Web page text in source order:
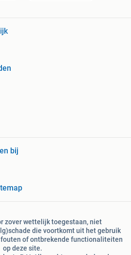
bij
zover wettelijk toegestaan, niet
die voortkomt uit het gebruik
of ontbrekende functionaliteiten
op deze site.